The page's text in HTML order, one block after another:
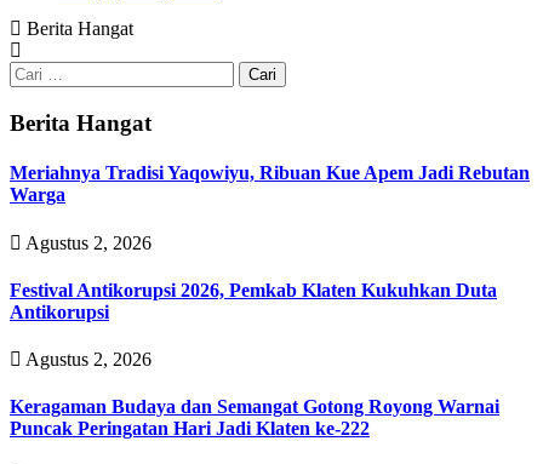
Berita Hangat
Cari
untuk:
Berita Hangat
Meriahnya Tradisi Yaqowiyu, Ribuan Kue Apem Jadi Rebutan
Warga
Agustus 2, 2026
Festival Antikorupsi 2026, Pemkab Klaten Kukuhkan Duta
Antikorupsi
Agustus 2, 2026
Keragaman Budaya dan Semangat Gotong Royong Warnai
Puncak Peringatan Hari Jadi Klaten ke-222